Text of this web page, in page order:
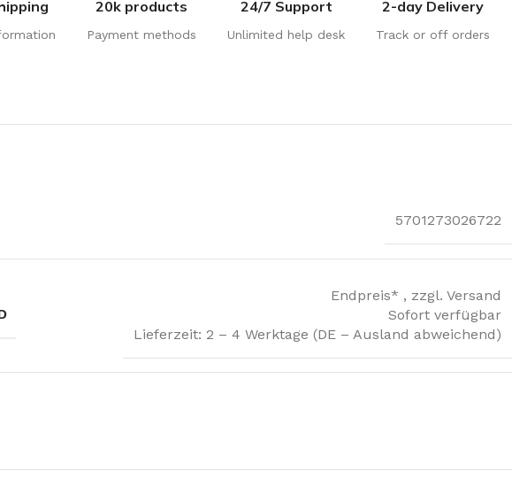
20k products
Payment methods
24/7 Support
Unlimited help desk
2-day Delivery
Track or off orders
5701273026722
Endpreis* , zzgl. Versand
Sofort verfügbar
Lieferzeit: 2 – 4 Werktage (DE – Ausland abweichend)